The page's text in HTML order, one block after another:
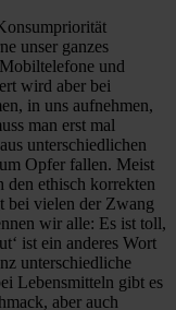
unser ganzes
und
wird aber bei
in uns aufnehmen,
man erst mal
unterschiedlichen
Opfer fallen. Meist
den ethisch korrekten
bei vielen der Zwang
wir alle: Es ist toll,
ist ein anderes Wort
unterschiedliche
Lebensmitteln gibt es
aber auch